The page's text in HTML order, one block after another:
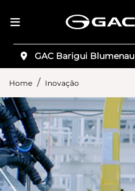
GAC Barigui Blumenau
Home Inovação